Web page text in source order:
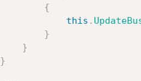
{
this .
}
}
}